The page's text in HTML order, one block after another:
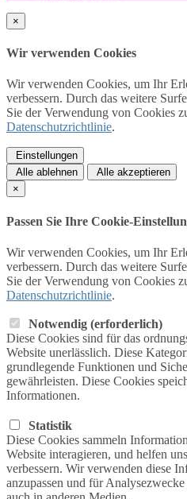
×
Wir verwenden Cookies
Wir verwenden Cookies, um Ihr
verbessern. Durch das weitere
Sie der Verwendung von Cookies
Datenschutzrichtlinie.
Einstellungen
Alle ablehnen
Alle akzeptieren
×
Passen Sie Ihre Cookie-
Wir verwenden Cookies, um Ihr
verbessern. Durch das weitere
Sie der Verwendung von Cookies
Datenschutzrichtlinie.
Notwendig (erforderlich)
Diese Cookies sind für das
Website unerlässlich. Diese
grundlegende Funktionen und
gewährleisten. Diese Cookies
Informationen.
Statistik
Diese Cookies sammeln
Website interagieren, und helfen
verbessern. Wir verwenden diese
anzupassen und für